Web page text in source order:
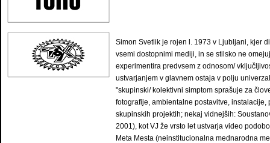
Simon Svetlik je rojen l. 1973 v Ljubljani, kjer
vsemi dostopnimi mediji, in se stilsko ne
experimentira predvsem z odnosom/
ustvarjanjem v glavnem ostaja v polju
"skupinski/ kolektivni simptom sprašuje za
fotografije, ambientalne postavitve,
skupinskih projektih; nekaj vidnejših:
2001), kot VJ že vrsto let ustvarja video
Meta Mesta (neinstitucionalna mednarodna